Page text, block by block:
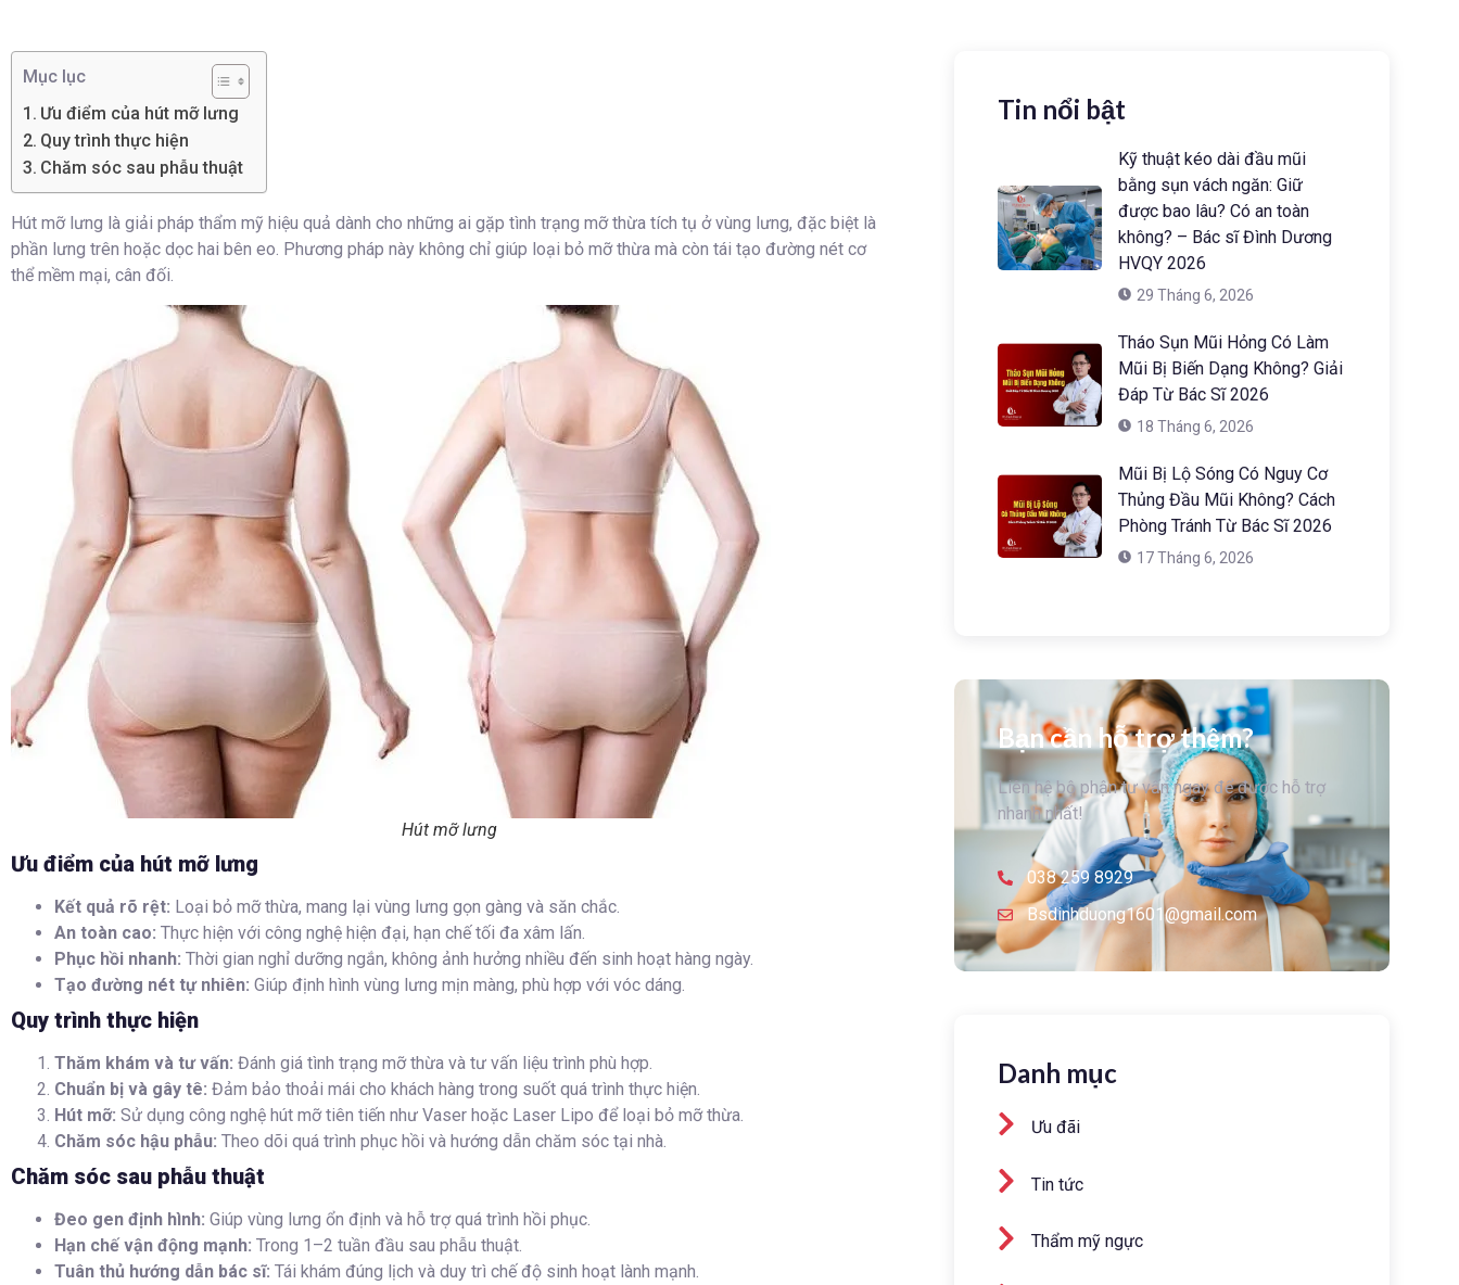
Mục lục
Ưu điểm của hút mỡ lưng
Quy trình thực hiện
Chăm sóc sau phẫu thuật
Hút mỡ lưng là giải pháp thẩm mỹ hiệu quả dành cho những ai gặp tình trạng mỡ thừa tích tụ ở vùng lưng, đặc biệt là
phần lưng trên hoặc dọc hai bên eo. Phương pháp này không chỉ giúp loại bỏ mỡ thừa mà còn tái tạo đường nét cơ
thể mềm mại, cân đối.
Hút mỡ lưng
Ưu điểm của hút mỡ lưng
Kết quả rõ rệt: Loại bỏ mỡ thừa, mang lại vùng lưng gọn gàng và săn chắc.
An toàn cao: Thực hiện với công nghệ hiện đại, hạn chế tối đa xâm lấn.
Phục hồi nhanh: Thời gian nghỉ dưỡng ngắn, không ảnh hưởng nhiều đến sinh hoạt hàng ngày.
Tạo đường nét tự nhiên: Giúp định hình vùng lưng mịn màng, phù hợp với vóc dáng.
Quy trình thực hiện
Thăm khám và tư vấn: Đánh giá tình trạng mỡ thừa và tư vấn liệu trình phù hợp.
Chuẩn bị và gây tê: Đảm bảo thoải mái cho khách hàng trong suốt quá trình thực hiện.
Hút mỡ: Sử dụng công nghệ hút mỡ tiên tiến như Vaser hoặc Laser Lipo để loại bỏ mỡ thừa.
Chăm sóc hậu phẫu: Theo dõi quá trình phục hồi và hướng dẫn chăm sóc tại nhà.
Chăm sóc sau phẫu thuật
Đeo gen định hình: Giúp vùng lưng ổn định và hỗ trợ quá trình hồi phục.
Hạn chế vận động mạnh: Trong 1–2 tuần đầu sau phẫu thuật.
Tuân thủ hướng dẫn bác sĩ: Tái khám đúng lịch và duy trì chế độ sinh hoạt lành mạnh.
Tin nổi bật
Kỹ thuật kéo dài đầu mũi
bằng sụn vách ngăn: Giữ
được bao lâu? Có an toàn
không? – Bác sĩ Đình Dương
HVQY 2026
29 Tháng 6, 2026
Tháo Sụn Mũi Hỏng Có Làm
Mũi Bị Biến Dạng Không? Giải
Đáp Từ Bác Sĩ 2026
18 Tháng 6, 2026
Mũi Bị Lộ Sóng Có Nguy Cơ
Thủng Đầu Mũi Không? Cách
Phòng Tránh Từ Bác Sĩ 2026
17 Tháng 6, 2026
Bạn cần hỗ trợ thêm?
Liên hệ bộ phận tư vấn ngay để được hỗ trợ
nhanh nhất!
038 259 8929
Bsdinhduong1601@gmail.com
Danh mục
Ưu đãi
Tin tức
Thẩm mỹ ngực